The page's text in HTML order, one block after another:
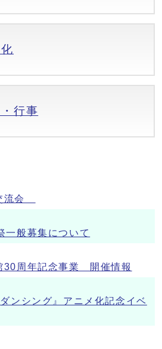
行事
流会
一般募集について
30周年記念事業 開催情報
ンシング』アニメ化記念イベ